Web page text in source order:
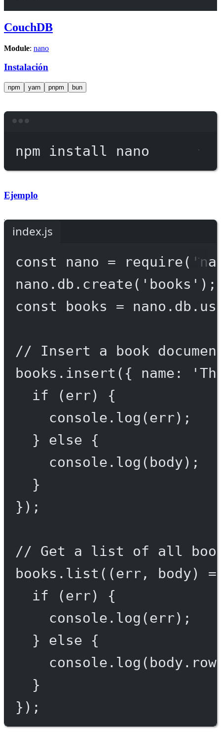
CouchDB
Module: nano
Instalación
npm yarn pnpm bun
npm install nano
Ejemplo
index.js
const nano = require(
nano.db. create( 'books' );
const
books = nano.db.
// Insert a book
books. insert ({ name:
if (err) {
console. log (err);
} else {
console. log (body);
}
});
// Get a list of all
books. list ((err , body)
if (err) {
console. log (err);
} else {
console. log
}
});